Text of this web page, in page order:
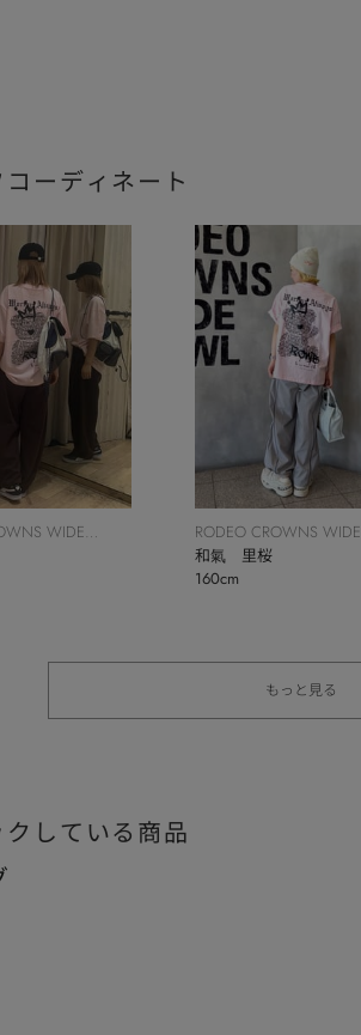
ーディネート
WIDE
RODEO CROWNS WIDE
BOWL
和氣 里桜
160cm
もっと見る
している商品